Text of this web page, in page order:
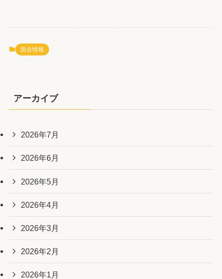
面会情報
アーカイブ
2026年7月
2026年6月
2026年5月
2026年4月
2026年3月
2026年2月
2026年1月